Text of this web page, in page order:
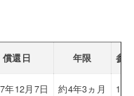
償還日 年限 参
年12月7日 約4年3ヵ月